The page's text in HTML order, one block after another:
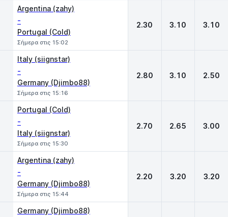
Argentina (zahy)
-
Portugal (Cold)
Σήμερα στις 15:02
2.30 3.10 3.10
Italy (siignstar)
-
Germany (Djimbo88)
Σήμερα στις 15:16
2.80 3.10 2.50
Portugal (Cold)
-
Italy (siignstar)
Σήμερα στις 15:30
2.70 2.65 3.00
Argentina (zahy)
-
Germany (Djimbo88)
Σήμερα στις 15:44
2.20 3.20 3.20
Germany (Djimbo88)